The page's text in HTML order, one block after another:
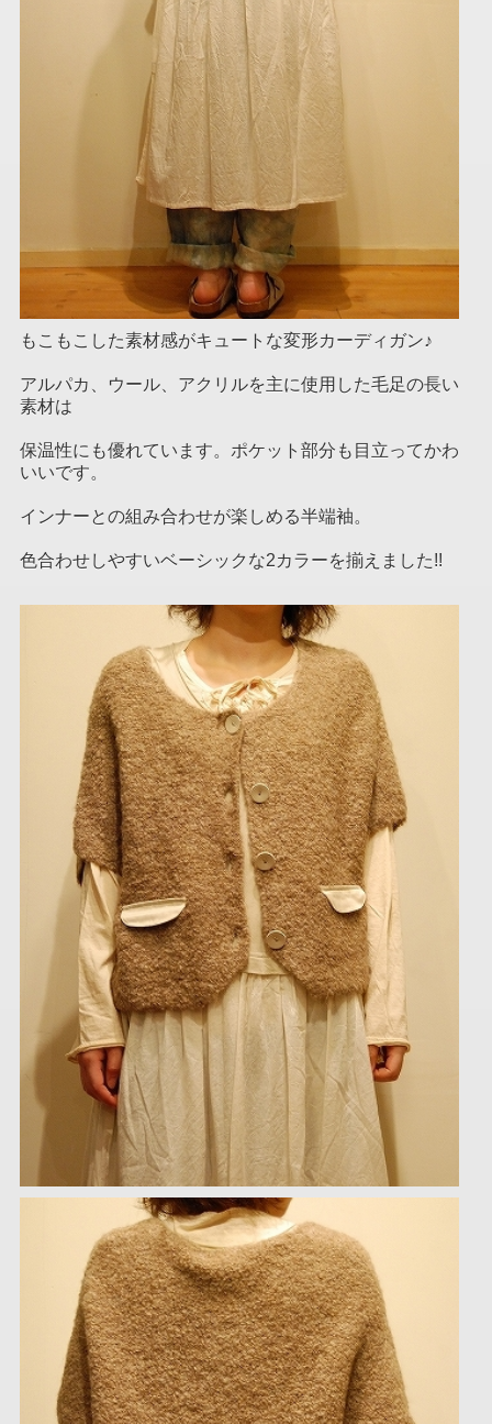
もこもこした素材感がキュートな変形カーディガン♪
アルパカ、ウール、アクリルを主に使用した毛足の長い
素材は
保温性にも優れています。ポケット部分も目立ってかわ
いいです。
インナーとの組み合わせが楽しめる半端袖。
色合わせしやすいベーシックな2カラーを揃えました!!